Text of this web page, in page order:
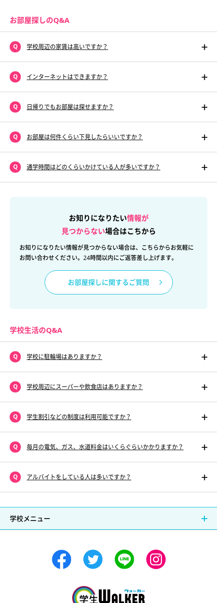
お部屋探しのQ&A
学校周辺の家賃は高いですか？
インターネットはできますか？
日帰りでもお部屋は探せますか？
お部屋は何件くらい下見したらいいですか？
通学時間はどのくらいかけている人が多いですか？
お知りになりたい情報が
見つからない場合はこちから
お知りになりたい情報が見つからない場合は、こちらからお気軽に
お問い合わせください。24時間以内にご返答差し上げます。
お部屋探しに関するご質問
学校生活のQ&A
学校に駐輪場はありますか？
学校周辺にスーパーや飲食店はありますか？
学生割引などの制度は利用可能ですか？
毎月の電気、ガス、水道料金はいくらぐらいかかりますか？
アルバイトをしている人は多いですか？
学校メニュー